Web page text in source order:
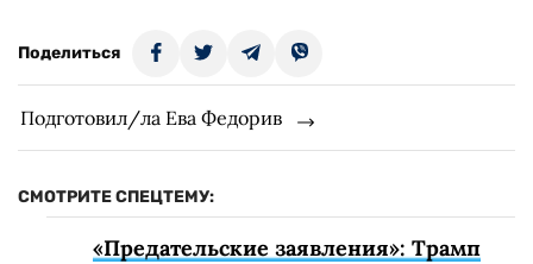
Поделиться
Подготовил/ла Ева Федорив
СМОТРИТЕ СПЕЦТЕМУ:
«Предательские заявления»: Трамп